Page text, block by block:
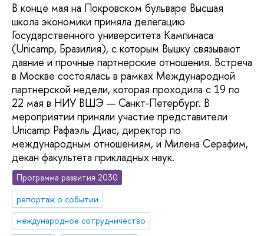
В конце мая на Покровском бульваре Высшая
школа экономики приняла делегацию
Государственного университета Кампинаса
(Unicamp, Бразилия), с которым Вышку связывают
давние и прочные партнерские отношения. Встреча
в Москве состоялась в рамках Международной
партнерской недели, которая проходила с 19 по
22 мая в НИУ ВШЭ — Санкт‑Петербург. В
мероприятии приняли участие представители
Unicamp Рафаэль Диас, директор по
международным отношениям, и Милена Серафим,
декан факультета прикладных наук.
Программа развития 2030
репортаж о событии
международное сотрудничество